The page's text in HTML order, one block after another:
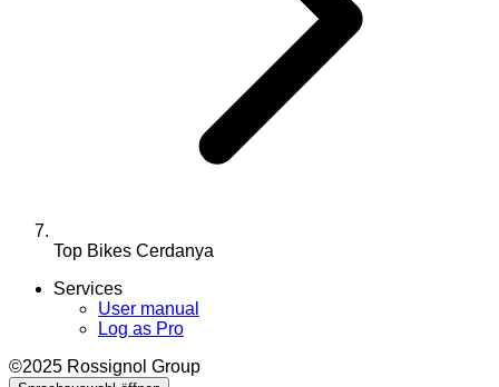
Top Bikes Cerdanya
Services
User manual
Log as Pro
©2025 Rossignol Group